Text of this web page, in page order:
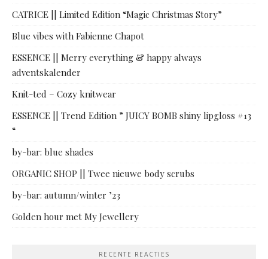
CATRICE || Limited Edition “Magic Christmas Story”
Blue vibes with Fabienne Chapot
ESSENCE || Merry everything & happy always
adventskalender
Knit-ted – Cozy knitwear
ESSENCE || Trend Edition ” JUICY BOMB shiny lipgloss #13
“
by-bar: blue shades
ORGANIC SHOP || Twee nieuwe body scrubs
by-bar: autumn/winter ’23
Golden hour met My Jewellery
RECENTE REACTIES